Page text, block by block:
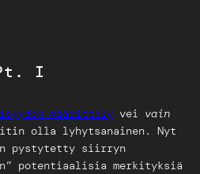
I
määrittely vei vain
olla lyhytsanainen. Nyt
pystytetty siirryn
potentiaalisia merkityksiä